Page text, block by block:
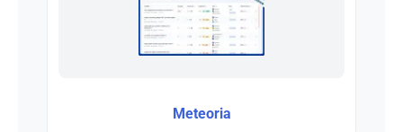
Meteoria